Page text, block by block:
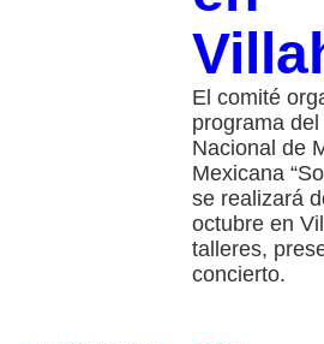
El comité
programa
Nacional de
Mexicana
se realizará
octubre en
talleres,
concierto.